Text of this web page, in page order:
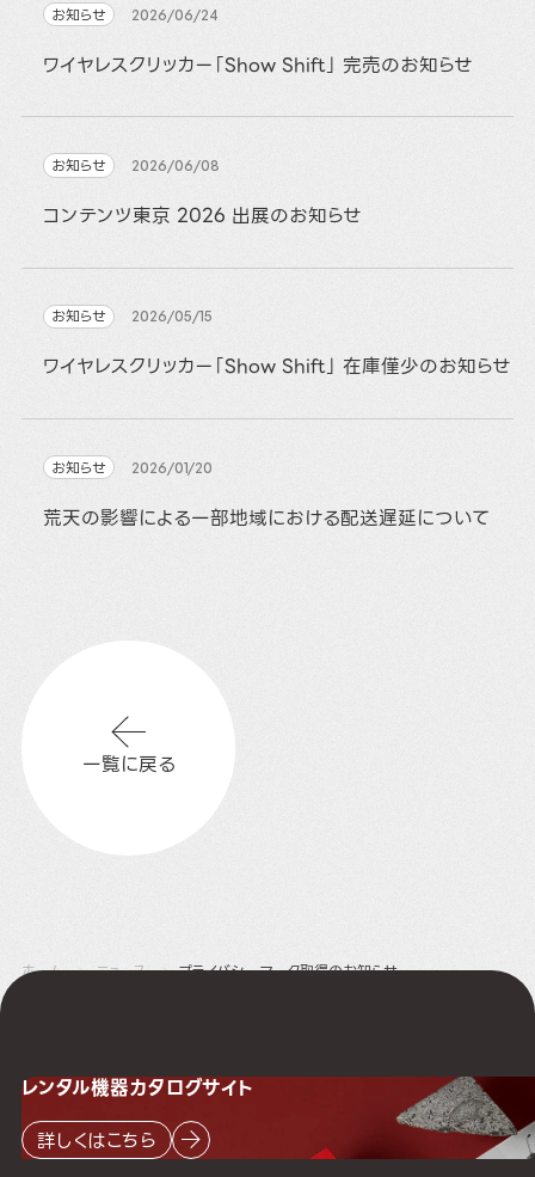
ホーム ニュース プライバシーマーク取得のお知らせ
お知らせ 2026/06/24
ワイヤレスクリッカー「Show Shift」 完売のお知らせ
お知らせ 2026/06/08
コンテンツ東京 2026 出展のお知らせ
お知らせ 2026/05/15
ワイヤレスクリッカー「Show Shift」 在庫僅少のお知らせ
お知らせ 2026/01/20
荒天の影響による一部地域における配送遅延について
一覧に戻る
レンタル機器カタログサイト
詳しくはこちら